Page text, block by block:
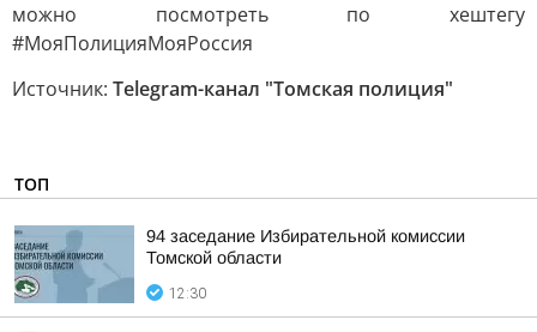
можно посмотреть по хештегу
#МояПолицияМояРоссия
Источник: Telegram-канал "Томская полиция"
ТОП
94 заседание Избирательной комиссии
Томской области
12:30